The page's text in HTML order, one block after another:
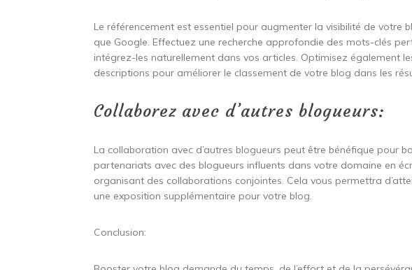
Le référencement est essentiel pour augmenter la visibilité de votre
que Google. Effectuez une recherche approfondie des mots-clés
intégrez-les naturellement dans vos articles. Optimisez également
descriptions pour améliorer le classement de votre blog dans les
Collaborez avec d’autres blogueurs:
La collaboration avec d’autres blogueurs peut être bénéfique pour
partenariats avec des blogueurs influents dans votre domaine en
organisant des collaborations conjointes. Cela vous permettra
une exposition supplémentaire pour votre blog.
Conclusion: